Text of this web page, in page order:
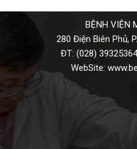
BỆNH VIỆN
280 Điện Biên Phủ,
ĐT: (028) 39325364
WebSite: